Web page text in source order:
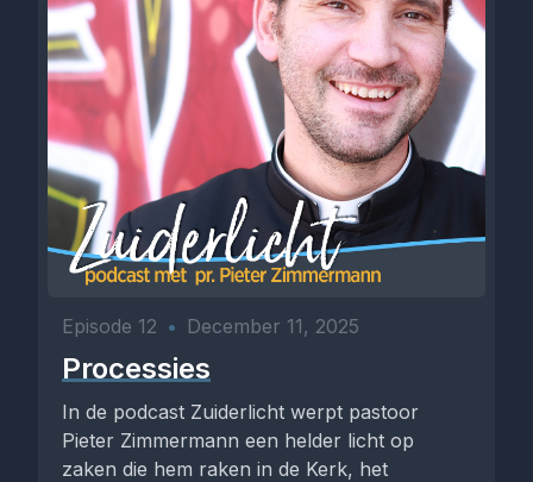
Episode 12 • December 11, 2025
Processies
In de podcast Zuiderlicht werpt pastoor
Pieter Zimmermann een helder licht op
zaken die hem raken in de Kerk, het